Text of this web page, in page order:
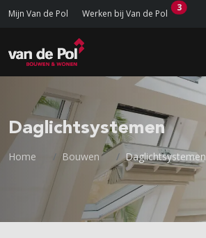
Mijn Van de Pol Werken bij Van de Pol
3
Daglichtsystemen
Home Bouwen Daglichtsystemen